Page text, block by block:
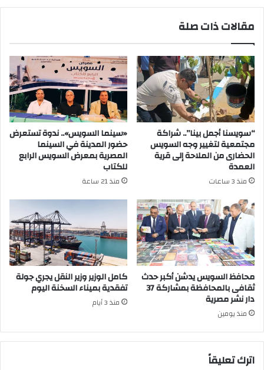
مقالات ذات صلة
“سويسنا أجمل بينا”.. شراكة
مجتمعية لتغيير وجه السويس
الحضارى من الملاحة إلى قرية
العمدة
منذ 3 ساعات
«سينما السويس».. ندوة تستعرض
حضور المدينة في السينما
المصرية بمعرض السويس الرابع
للكتاب
منذ 21 ساعة
محافظ السويس يدشن أكبر حدث
ثقافى بالمحافظة بمشاركة 37
دار نشر مصرية
منذ يومين
كامل الوزير وزير النقل يجري جولة
تفقدية بميناء السخنة اليوم
منذ 3 أيام
اترك تعليقاً